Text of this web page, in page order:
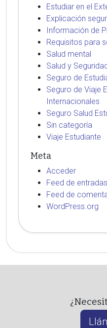
Estudiar en el
Explicación
Información de
Requisitos para
Salud mental
Salud y
Seguro de
Seguro de Viaje
Internacionales
Seguro Salud
Sin categoría
Viaje Estudiante
Meta
Acceder
Feed de entradas
Feed de
WordPress.org